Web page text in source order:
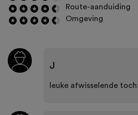
Route-aanduiding
Omgeving
J
leuke afwisselende